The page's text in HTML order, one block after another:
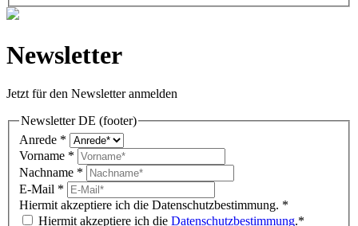
Newsletter
Jetzt für den Newsletter anmelden
Newsletter DE (footer)
Anrede *
Vorname *
Nachname *
E-Mail *
Hiermit akzeptiere ich die Datenschutzbestimmung. *
Hiermit akzeptiere ich die Datenschutzbestimmung.*